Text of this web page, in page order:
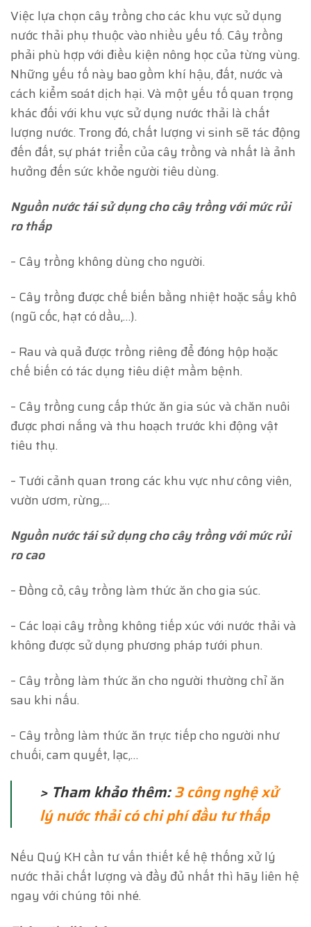
Việc lựa chọn cây trồng cho các khu vực sử dụng
nước thải phụ thuộc vào nhiều yếu tố. Cây trồng
phải phù hợp với điều kiện nông học của từng vùng.
Những yếu tố này bao gồm khí hậu, đất, nước và
cách kiểm soát dịch hại. Và một yếu tố quan trọng
khác đối với khu vực sử dụng nước thải là chất
lượng nước. Trong đó, chất lượng vi sinh sẽ tác động
đến đất, sự phát triển của cây trồng và nhất là ảnh
hưởng đến sức khỏe người tiêu dùng.
Nguồn nước tái sử dụng cho cây trồng với mức rủi
ro thấp
– Cây trồng không dùng cho người.
– Cây trồng được chế biến bằng nhiệt hoặc sấy khô
(ngũ cốc, hạt có dầu,…).
– Rau và quả được trồng riêng để đóng hộp hoặc
chế biến có tác dụng tiêu diệt mầm bệnh.
– Cây trồng cung cấp thức ăn gia súc và chăn nuôi
được phơi nắng và thu hoạch trước khi động vật
tiêu thụ.
– Tưới cảnh quan trong các khu vực như công viên,
vườn ươm, rừng,…
Nguồn nước tái sử dụng cho cây trồng với mức rủi
ro cao
– Đồng cỏ, cây trồng làm thức ăn cho gia súc.
– Các loại cây trồng không tiếp xúc với nước thải và
không được sử dụng phương pháp tưới phun.
– Cây trồng làm thức ăn cho người thường chỉ ăn
sau khi nấu.
– Cây trồng làm thức ăn trực tiếp cho người như
chuối, cam quyết, lạc,…
> Tham khảo thêm:3 công nghệ xử
lý nước thải có chi phí đầu tư thấp
Nếu Quý KH cần tư vấn thiết kế hệ thống xử lý
nước thải chất lượng và đầy đủ nhất thì hãy liên hệ
ngay với chúng tôi nhé.